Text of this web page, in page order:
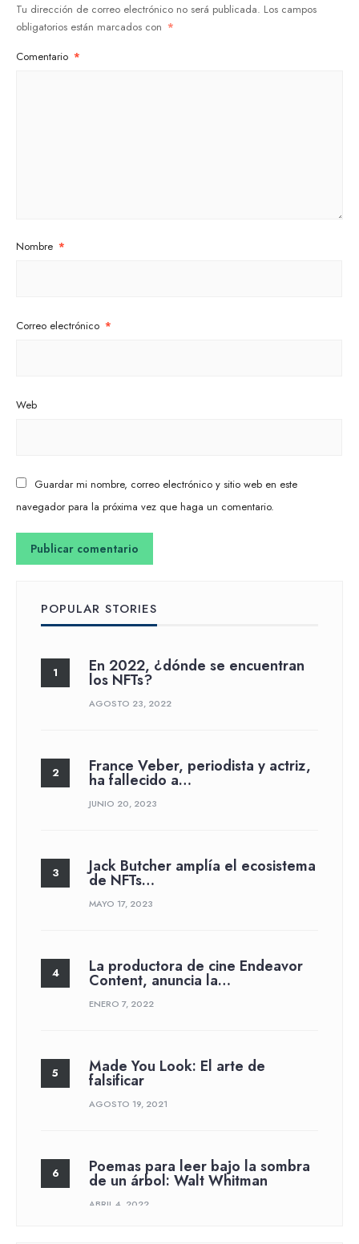
Tu dirección de correo electrónico no será publicada. Los campos
obligatorios están marcados con *
Comentario *
Nombre *
Correo electrónico *
Web
Guardar mi nombre, correo electrónico y sitio web en este
navegador para la próxima vez que haga un comentario.
POPULAR STORIES
En 2022, ¿dónde se encuentran
los NFTs?
AGOSTO 23, 2022
France Veber, periodista y actriz,
ha fallecido a…
JUNIO 20, 2023
Jack Butcher amplía el ecosistema
de NFTs…
MAYO 17, 2023
La productora de cine Endeavor
Content, anuncia la…
ENERO 7, 2022
Made You Look: El arte de
falsificar
AGOSTO 19, 2021
Poemas para leer bajo la sombra
de un árbol: Walt Whitman
ABRIL 4, 2022